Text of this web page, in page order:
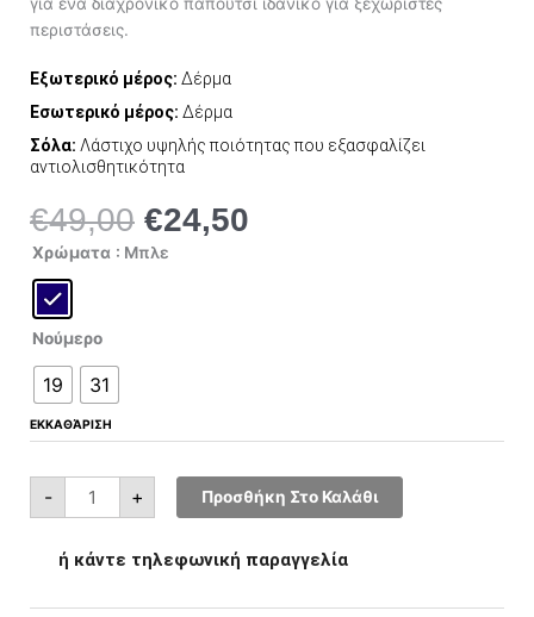
για ένα διαχρονικό παπούτσι ιδανικό για ξεχωριστές
περιστάσεις.
Εξωτερικό μέρος: Δέρμα
Εσωτερικό μέρος: Δέρμα
Σόλα: Λάστιχο υψηλής ποιότητας που εξασφαλίζει
αντιολισθητικότητα
€49,00 Original
price
€24,50
Χρώματα : Μπλε
Νούμερο
19 31
ΕΚΚΑΘΆΡΙΣΗ
-
Mayoral
41-
87
+ Προσθήκη Στο Καλάθι
ή κάντε τηλεφωνική παραγγελία